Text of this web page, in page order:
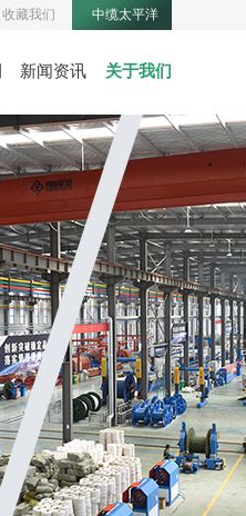
收藏我们 中缆太平洋
新闻资讯 关于我们